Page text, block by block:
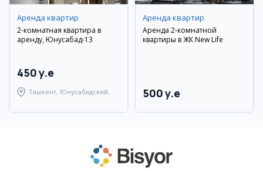
Аренда квартир
2-комнатная квартира в
аренду, Юнусабад-13
450 y.e
Ташкент, Юнусабадский
Аренда квартир
Аренда 2-комнатной
квартиры в ЖК New Life
500 y.e